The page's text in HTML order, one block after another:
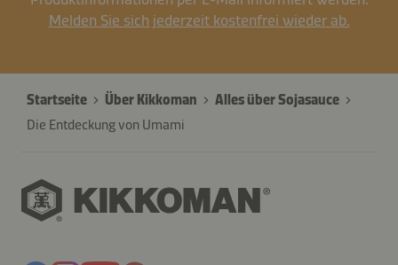
Melden Sie sich jederzeit kostenfrei wieder ab.
Startseite Über Kikkoman
Alles über Sojasauce
Die Entdeckung von Umami